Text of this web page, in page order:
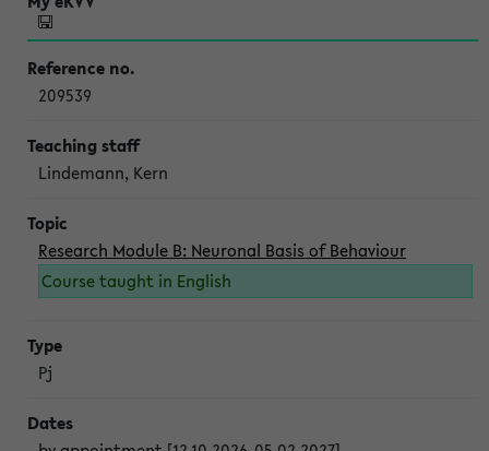
209539
Lindemann, Kern
Research Module B: Neuronal Basis of Behaviour
Course taught in English
Pj